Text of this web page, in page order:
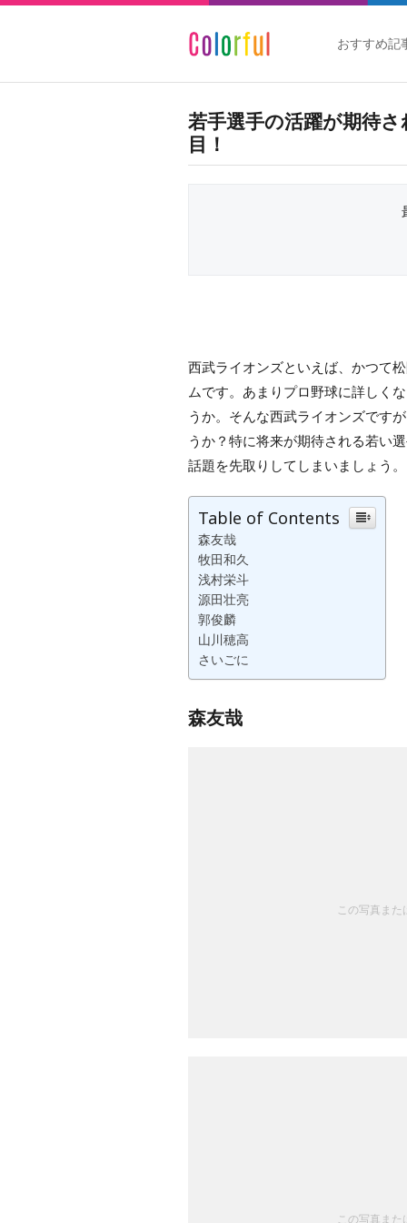
おすすめ記
若手選手の活躍が期待
目！
西武ライオンズといえば、かつて
ムです。あまりプロ野球に詳しく
うか。そんな西武ライオンズです
うか？特に将来が期待される若い
話題を先取りしてしまいましょう
Table of Contents
森友哉
牧田和久
浅村栄斗
源田壮亮
郭俊麟
山川穂高
さいごに
森友哉
この写真ま
この写真ま